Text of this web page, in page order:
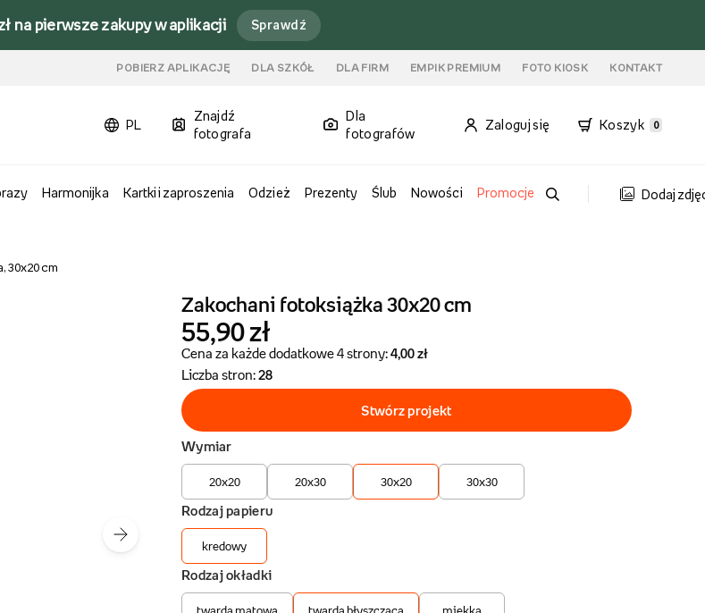
na pierwsze zakupy w aplikacji Sprawdź
POBIERZ APLIKACJĘ DLA SZKÓŁ DLA FIRM EMPIK PREMIUM FOTO KIOSK KONTAKT
PL
Znajdź
fotografa
Dla
fotografów
Zaloguj się Koszyk 0
Harmonijka Kartki i zaproszenia Odzież Prezenty Ślub Nowości Promocje Dodaj
30x20 cm